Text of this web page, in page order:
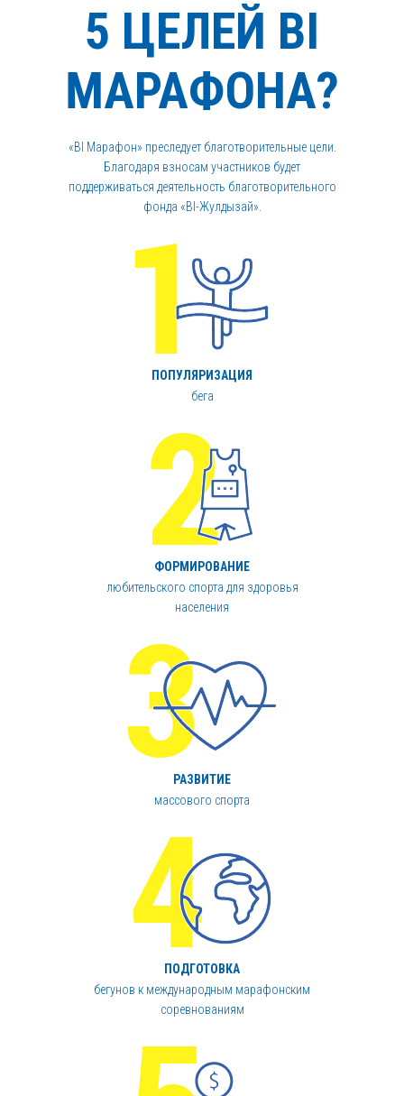
5 ЦЕЛЕЙ BI
МАРАФОНА?
«BI Марафон» преследует благотворительные цели.
Благодаря взносам участников будет
поддерживаться деятельность благотворительного
фонда «BI-Жулдызай».
ПОПУЛЯРИЗАЦИЯ
бега
ФОРМИРОВАНИЕ
любительского спорта для здоровья
населения
РАЗВИТИЕ
массового спорта
ПОДГОТОВКА
бегунов к международным марафонским
соревнованиям